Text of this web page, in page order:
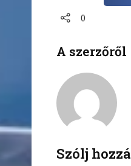
o
c
o
0
A szerzőről
Szólj hozzá